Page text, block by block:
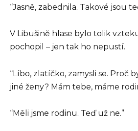
“Jasně, zabednila. Takové jsou
V Libušině hlase bylo tolik
pochopil – jen tak ho nepustí.
“Líbo, zlatíčko, zamysli se. Proč
jiné ženy? Mám tebe, máme
“Měli jsme rodinu. Teď už ne.”